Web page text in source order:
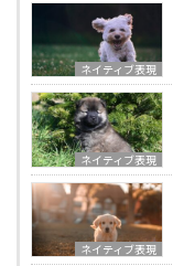
ネイティブ表現
ネイティブ表現
ネイティブ表現